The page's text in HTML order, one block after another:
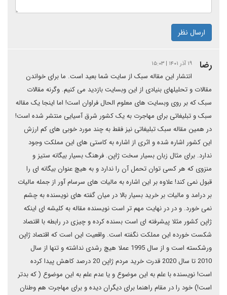
ارسال نظر
رضا ۱۹ آذر ۱۴۰۱ | ۱۵:۰۳
انتشار این مقاله سبک از سایت شما بعید است. ما برای خواندن
مقالات و تحلیلهای بنیادی از این وبسایت بازدید می کنیم. وگرنه مقالات
سبک که بر روی وبسایت های معلوم الحال فراوان است!‌ اما اینجا یک مقاله
سبک و تبلیغاتی برای مهاجرت به یک کشور شرق آسیایی منتشر شده است!‌
در همین مقاله سبک تبلیغاتی نیز فقط به چند مورد خوبی های کم ارزش
این کشور اشاره شده و اثری از اشاره به کاستی های این مملکت وجود
ندارد. برای مثال زبان بسیار سخت ژاپن. فرهنگ بسیار بیگانه ستیز و
منزوی که هر کسی توان تحمل آن را ندارد و به هیچ عنوان بیگانه ای را
قبول نمی کند!‌ علاوه بر این اشاره به مالیات های سرسام آور از جمله مالیات
بر درامد و مالیات بر خرید بسیار بالا در میان گفته های نویسنده به چشم
نمی خورد. و در در نهایت مهم تر است نویسنده مقاله به کلیشه ای اینکه
ژاپن کشور مثلا پیشرفته ای است بسنده کرده و چیزی در رابطه با اقتصاد
شکست خورده این مملکت نگفته است. واقعیت این است که اقتصاد ژاپن
ورشکسته است و از سال 1995 عملا هیچ رشدی نداشته و تنها از سال
2010 تا سال 2020 قدرت خرید مردم ژاپن 20 درصد کاهش پیدا کرده
است!‌ نویسنده با علم به این موضوع و یا عدم علم به این موضوع ( که بدتر
است!) خود را در مقام راهنما برای دیگران دیده و برای مهاجرت هم وطنان